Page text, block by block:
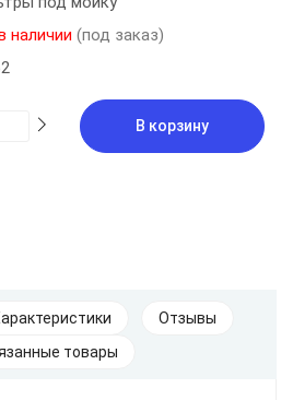
наличии (под заказ)
В корзину
Отзывы
товары